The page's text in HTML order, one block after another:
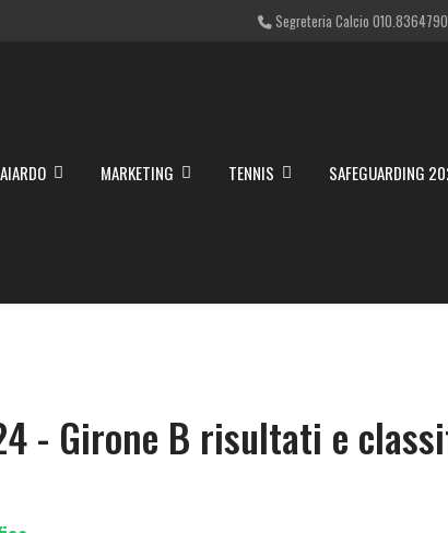
Segreteria Calcio 010.8364790
MARKETING TENNIS SAFEGUARDING
- Girone B risultati e